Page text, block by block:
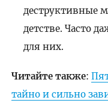
деструктивные
детстве. Часто
для них.
Читайте также:
тайно и сильно